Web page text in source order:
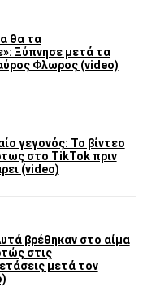
θα τα
Ξύπνησε μετά τα
Φλωρος (video)
γεγονός: Το βίντεο
στο TikTok πριν
(video)
βρέθηκαν στο αίμα
στις
μετά τον